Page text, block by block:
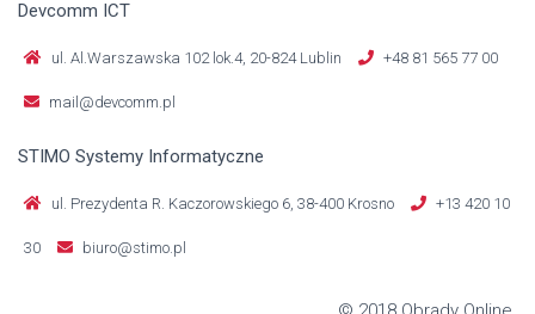
Devcomm ICT
ul. Al.Warszawska 102 lok.4, 20-824 Lublin +48 81 565 77 00
mail@devcomm.pl
STIMO Systemy Informatyczne
ul. Prezydenta R. Kaczorowskiego 6, 38-400 Krosno +13 420 10
30 biuro@stimo.pl